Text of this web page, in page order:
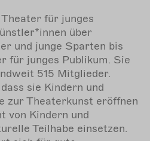
für junges
über
und junge Sparten bis
für junges Publikum. Sie
515 Mitglieder.
sie Kindern und
zur Theaterkunst eröffnen
von Kindern und
Teilhabe einsetzen.